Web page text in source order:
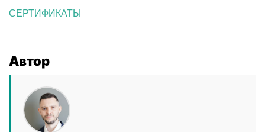
СЕРТИФИКАТЫ
Автор